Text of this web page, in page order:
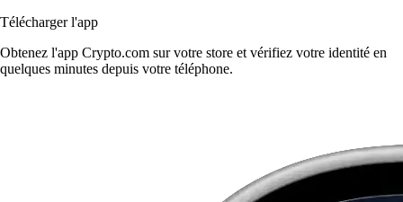
Télécharger l'app
Obtenez l'app Crypto.com sur votre store et vérifiez votre identité en
quelques minutes depuis votre téléphone.